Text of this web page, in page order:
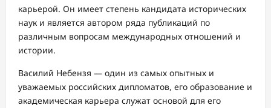
карьерой. Он имеет степень кандидата исторических
наук и является автором ряда публикаций по
различным вопросам международных отношений и
истории.
Василий Небензя — один из самых опытных и
уважаемых российских дипломатов, его образование и
академическая карьера служат основой для его